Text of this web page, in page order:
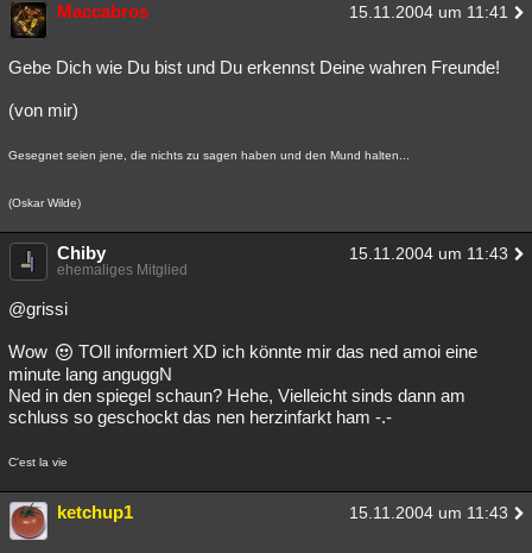
Maccabros 15.11.2004 um 11:41
Gebe Dich wie Du bist und Du erkennst Deine wahren Freunde!
(von mir)
Gesegnet seien jene, die nichts zu sagen haben und den Mund halten...
(Oskar Wilde)
Chiby 15.11.2004 um 11:43
ehemaliges Mitglied
@grissi
Wow
TOll informiert XD ich könnte mir das ned amoi eine
minute lang anguggN
Ned in den spiegel schaun? Hehe, Vielleicht sinds dann am
schluss so geschockt das nen herzinfarkt ham -.-
C'est la vie
ketchup1 15.11.2004 um 11:43